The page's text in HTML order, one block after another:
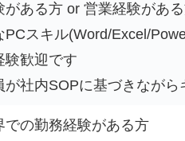
がある方 or 営業経験があ
PCスキル(Word/Excel/
歓迎です
社内SOPに基づきながら
での勤務経験がある方